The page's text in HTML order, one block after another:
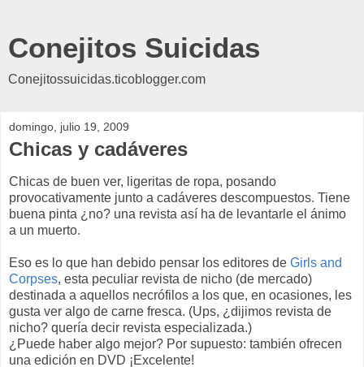
Conejitos Suicidas
Conejitossuicidas.ticoblogger.com
domingo, julio 19, 2009
Chicas y cadáveres
Chicas de buen ver, ligeritas de ropa, posando
provocativamente junto a cadáveres descompuestos. Tiene
buena pinta ¿no? una revista así ha de levantarle el ánimo
a un muerto.
Eso es lo que han debido pensar los editores de Girls and
Corpses, esta peculiar revista de nicho (de mercado)
destinada a aquellos necrófilos a los que, en ocasiones, les
gusta ver algo de carne fresca. (Ups, ¿dijimos revista de
nicho? quería decir revista especializada.)
¿Puede haber algo mejor? Por supuesto: también ofrecen
una edición en DVD ¡Excelente!